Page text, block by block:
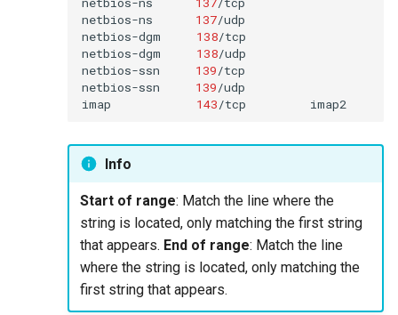
netbios-ns
137/udp
netbios-dgm
138/tcp
netbios-dgm
138/udp
netbios-ssn
139/tcp
netbios-ssn
139/udp
imap
143/tcp imap2
Info
Start of range: Match the line where the
string is located, only matching the first string
that appears. End of range: Match the line
where the string is located, only matching the
first string that appears.